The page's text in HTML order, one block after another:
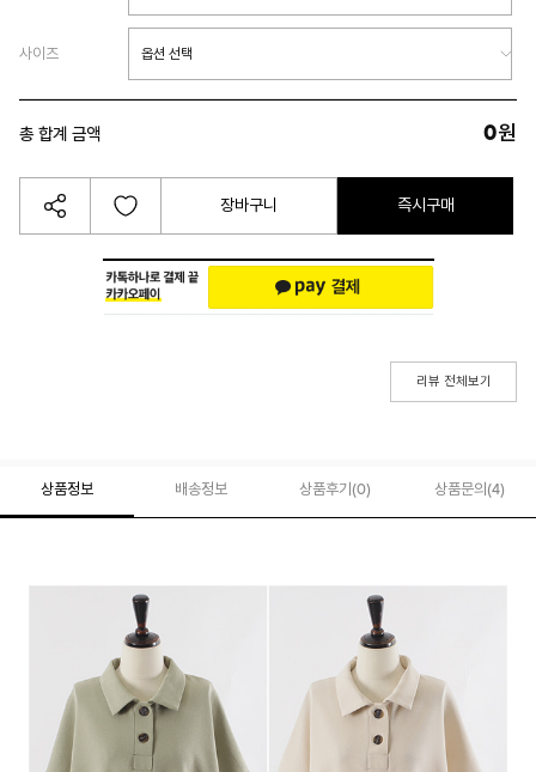
사이즈
총 합계 금액 0원
장바구니 즉시구매
리뷰 전체보기
상품정보 배송정보 상품후기(0) 상품문의 (4)